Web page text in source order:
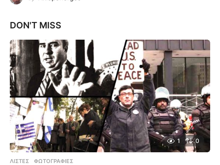
DON'T MISS
1 0
ΛΊΣΤΕΣ ,ΦΩΤΟΓΡΑΦΊΕΣ